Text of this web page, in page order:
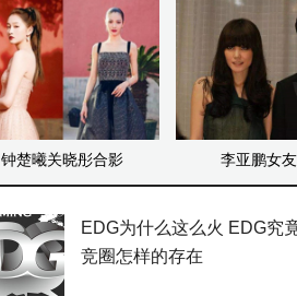
钟楚曦关晓彤合影 李亚鹏女
EDG为什么这么火 EDG究
竞圈怎样的存在